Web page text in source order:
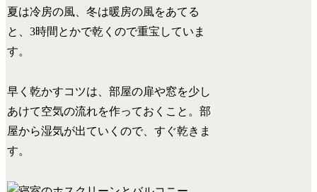
夏は冷房の風、冬は暖房の風をあてる
と、3時間とかで乾くので重宝していま
す。
早く乾かすコツは、部屋の扉や窓を少し
あけて空気の流れを作っておくこと。部
屋から湿気が出ていくので、すぐ乾きま
す。